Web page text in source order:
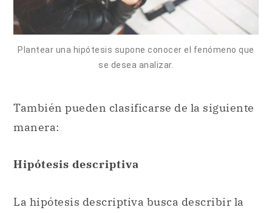
Plantear una hipótesis supone conocer el fenómeno que
se desea analizar.
También pueden clasificarse de la siguiente
manera:
Hipótesis descriptiva
La hipótesis descriptiva busca describir la